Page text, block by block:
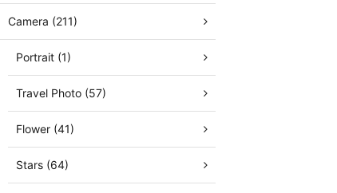
Camera (211)
Portrait (1)
Travel Photo (57)
Flower (41)
Stars (64)